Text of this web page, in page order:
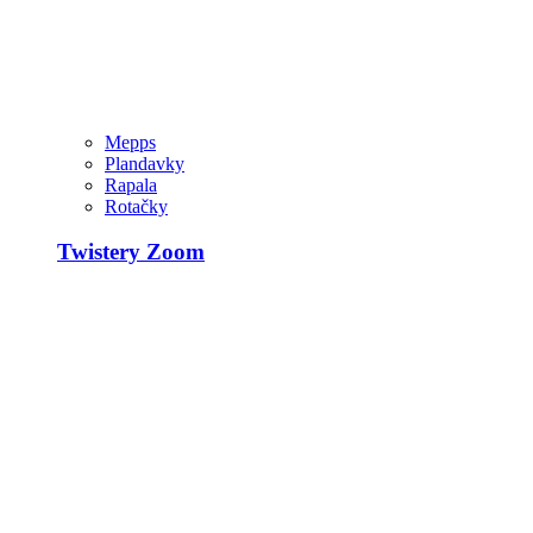
Mepps
Plandavky
Rapala
Rotačky
Twistery Zoom